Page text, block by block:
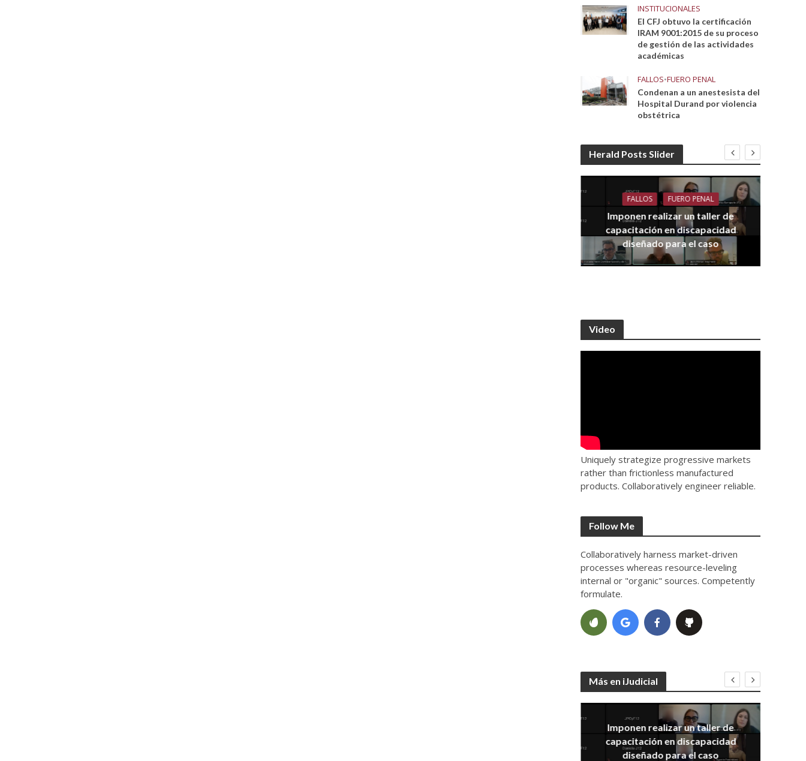
INSTITUCIONALES
El CFJ obtuvo la certificación
IRAM 9001:2015 de su proceso
de gestión de las actividades
académicas
FALLOS•FUERO PENAL
Condenan a un anestesista del
Hospital Durand por violencia
obstétrica
Herald Posts Slider
FALLOS FUERO PENAL
Imponen realizar un taller de
capacitación en discapacidad
diseñado para el caso
Video
Uniquely strategize progressive markets
rather than frictionless manufactured
products. Collaboratively engineer reliable.
Follow Me
Collaboratively harness market-driven
processes whereas resource-leveling
internal or "organic" sources. Competently
formulate.
Más en iJudicial
Imponen realizar un taller de
capacitación en discapacidad
diseñado para el caso